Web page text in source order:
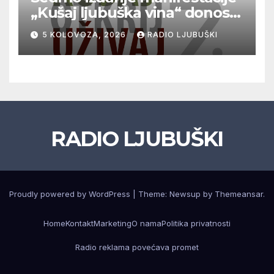
„Kušaj ljubuška vina“ donosi
vrhunska vina, gastronomiju i
glazbu
5 KOLOVOZA, 2026 RADIO LJUBUŠKI
RADIO LJUBUŠKI
Proudly powered by WordPress Theme: Newsup by Themeansar.
HomeKontaktMarketingO namaPolitika privatnosti
Radio reklama povećava promet